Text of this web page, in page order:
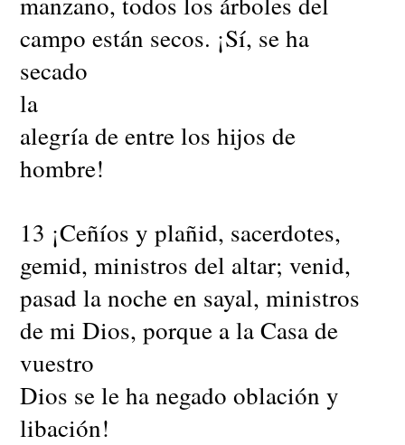
campo están secos. ¡Sí, se ha
secado
la
alegría de entre los hijos de
hombre!
13 ¡Ceñíos y plañid, sacerdotes,
gemid, ministros del altar; venid,
pasad la noche en sayal, ministros
de mi Dios, porque a la Casa de
vuestro
Dios se le ha negado oblación y
libación!